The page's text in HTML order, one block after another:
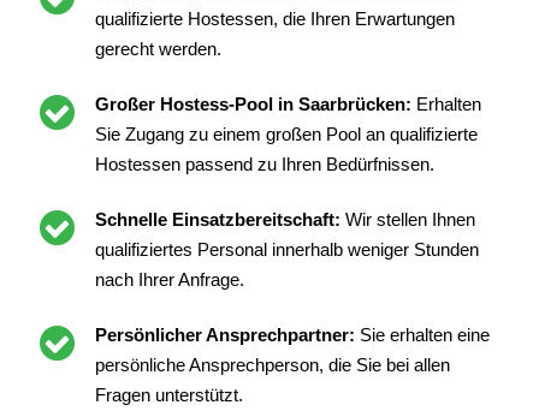
qualifizierte Hostessen, die Ihren Erwartungen
gerecht werden.
Großer Hostess-Pool in Saarbrücken: Erhalten
Sie Zugang zu einem großen Pool an qualifizierte
Hostessen passend zu Ihren Bedürfnissen.
Schnelle Einsatzbereitschaft: Wir stellen Ihnen
qualifiziertes Personal innerhalb weniger Stunden
nach Ihrer Anfrage.
Persönlicher Ansprechpartner: Sie erhalten eine
persönliche Ansprechperson, die Sie bei allen
Fragen unterstützt.